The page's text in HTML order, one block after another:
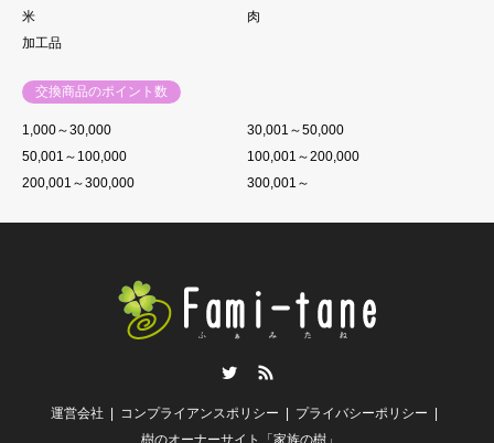
米
肉
加工品
交換商品のポイント数
1,000～30,000
30,001～50,000
50,001～100,000
100,001～200,000
200,001～300,000
300,001～
運営会社 コンプライアンスポリシー
プライバシーポリシー